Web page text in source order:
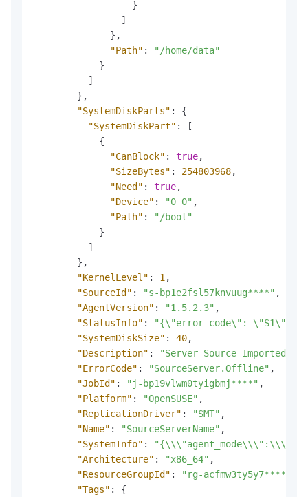
}
]
} ,
"Path" :
"/home/data"
}
]
} ,
"SystemDiskParts" :
{
"SystemDiskPart" :
[
{
"CanBlock" : true,
"SizeBytes" : 254803968,
"Need" : true,
"Device" : "0_0" ,
"Path" :
"/boot"
}
]
} ,
"KernelLevel" : 1 ,
"SourceId" : "s-bp1e2fsl57knvuug****" ,
"AgentVersion" : "1.5.2.3" ,
"StatusInfo" :
"{\"error_code\": \"S1\",
"SystemDiskSize" : 40,
"Description" :
"Server Source Imported
"ErrorCode" : "SourceServer.Offline" ,
"JobId" : "j-bp19vlwm0tyigbmj****" ,
"Platform" : "OpenSUSE" ,
"ReplicationDriver" : "SMT" ,
"Name" : "SourceServerName" ,
"SystemInfo" :
"Architecture" : "x86_64" ,
"ResourceGroupId" : "rg-acfmw3ty5y7****"
"Tags" :
{